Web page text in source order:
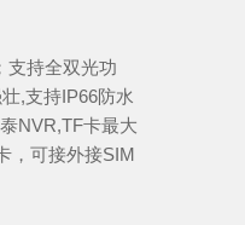
支持全双光功
,支持IP66防水
NVR,TF卡最大
，可接外接SIM